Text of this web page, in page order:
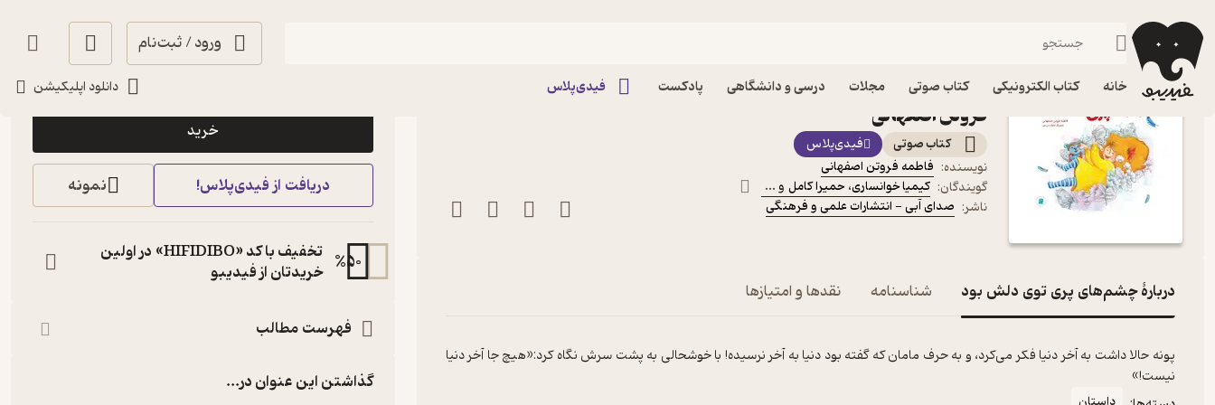
ورود / ثبت‌نام
خانه کتاب الکترونیکی کتاب صوتی مجلات درسی و دانشگاهی پادکست فیدی‌پلاس دانلود اپلیکیشن
فیدیبو کتاب صوتی
کتاب صوتی چشم‌های پری توی دلش بود اثر فاطمه
فروتن اصفهانی
کتاب صوتی
فیدی‌پلاس
نویسنده: فاطمه فروتن اصفهانی
گویندگان: کیمیا خوانساری، حمیرا کامل و ...
ناشر: صدای آبی - انتشارات علمی و فرهنگی
دربارۀ چشم‌های پری توی دلش بود شناسنامه نقدها و امتیازها
پونه حالا داشت به آخر دنیا فکر می‌کرد، و به حرف مامان که گفته بود دنیا به آخر نرسیده! با خوشحالی به پشت سرش نگاه کرد:«هیچ جا آخر دنیا
نیست!»
20,000تومان
خرید
دریافت از فیدی‌پلاس! نمونه
%50
تخفیف با کد «HIFIDIBO» در اولین
خریدتان از فیدیبو
فهرست مطالب
گذاشتن این عنوان در...